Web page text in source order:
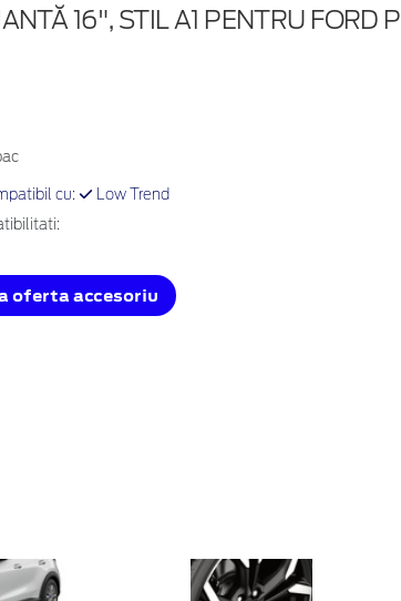
16", STIL A1 PENTRU FORD
cu: Low Trend
oferta accesoriu